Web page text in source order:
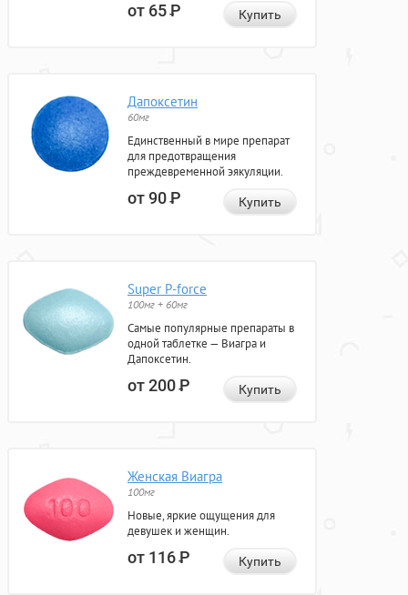
от 65Р Купить
Дапоксетин
60мг
Единственный в мире препарат
для предотвращения
преждевременной эякуляции.
от 90Р Купить
Super P-force
100мг + 60мг
Самые популярные препараты в
одной таблетке — Виагра и
Дапоксетин.
от 200Р Купить
Женская Виагра
100мг
Новые, яркие ощущения для
девушек и женщин.
от 116Р Купить